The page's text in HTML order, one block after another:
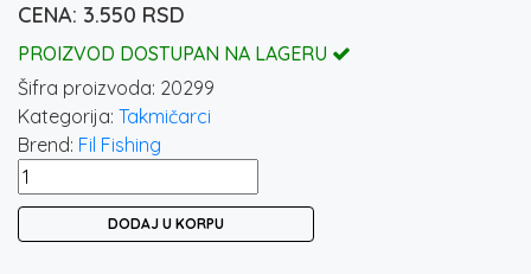
3.550 RSD
PROIZVOD DOSTUPAN NA LAGERU
Šifra proizvoda: 20299
Kategorija: Takmičarci
Brend: Fil Fishing
FIL
FISHING
DODAJ U KORPU